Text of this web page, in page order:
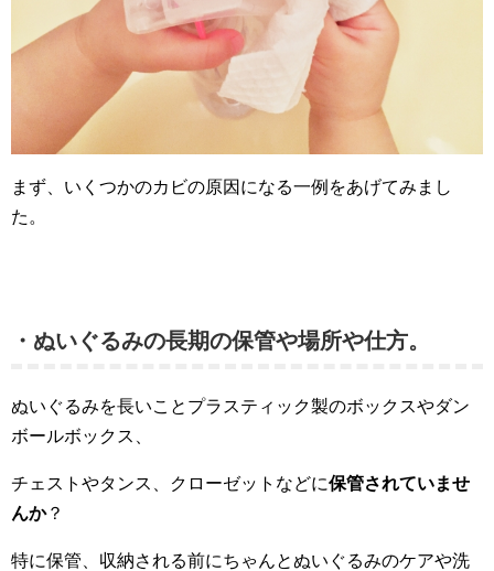
まず、いくつかのカビの原因になる一例をあげてみまし
た。
・ぬいぐるみの長期の保管や場所や仕方。
ぬいぐるみを長いことプラスティック製のボックスやダン
ボールボックス、
チェストやタンス、クローゼットなどに保管されていませ
んか？
特に保管、収納される前にちゃんとぬいぐるみのケアや洗